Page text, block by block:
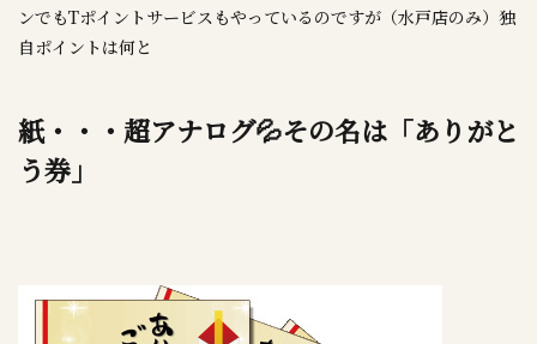
ンでもTポイントサービスもやっているのですが（水戸店のみ）独
自ポイントは何と
紙・・・超アナログ💦その名は「ありがと
う券」